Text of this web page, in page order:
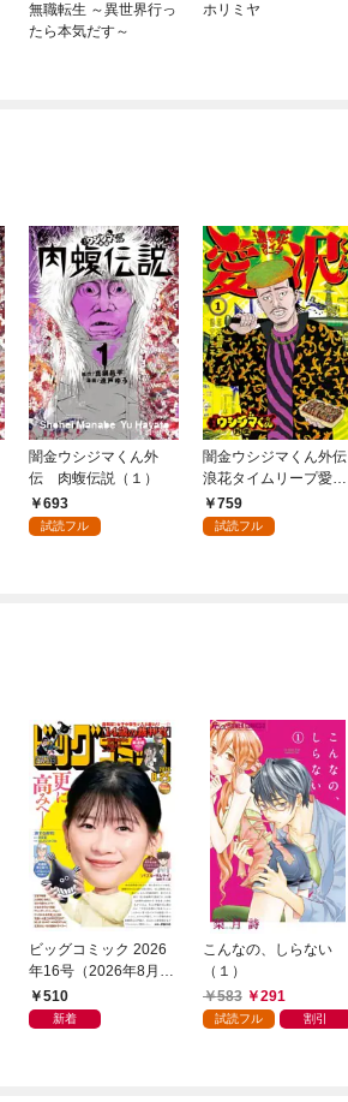
無職転生 ～異世界行っ
たら本気だす～
ホリミヤ
闇金ウシジマくん外
伝 肉蝮伝説（１）
693
試読フル
闇金ウシジマくん外伝
浪花タイムリープ愛沢
くん（１）
759
試読フル
ビッグコミック 2026
年16号（2026年8月7
日発売）
510
新着
こんなの、しらない
（１）
583
291
試読フル 割引